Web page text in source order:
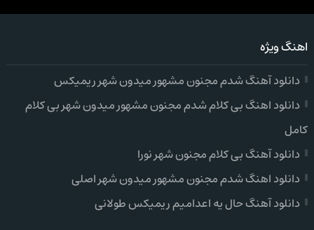
اهنگ ویژه
دانلود آهنگ شدم مجنون مشهور میدون شهر ریمیکس
دانلود اهنگ بی کلام شدم مجنون مشهور میدون شهر بی کلام
کامل
دانلود آهنگ بی کلام مجنون شهر نورا
دانلود اهنگ شدم مجنون مشهور میدون شهر اصلی
دانلود آهنگ حال یه اعدامیم ریمیکس طولانی